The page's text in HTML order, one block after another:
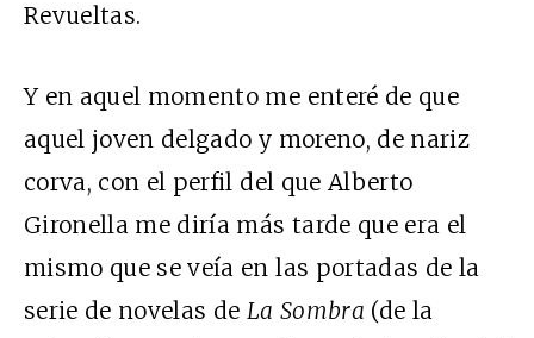
Revueltas.
Y en aquel momento me enteré de que
aquel joven delgado y moreno, de nariz
corva, con el perfil del que Alberto
Gironella me diría más tarde que era el
mismo que se veía en las portadas de la
serie de novelas de La Sombra (de la